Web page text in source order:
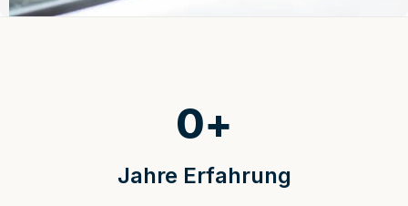
Jahre Erfahrung
0+